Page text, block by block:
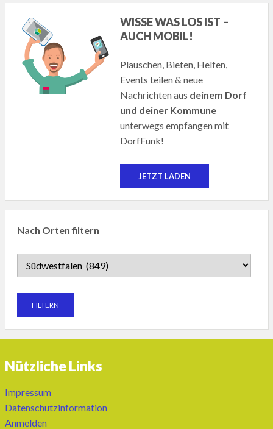
WISSE WAS LOS IST –
AUCH MOBIL!
Plauschen, Bieten, Helfen,
Events teilen & neue
Nachrichten aus deinem Dorf
und deiner Kommune
unterwegs empfangen mit
DorfFunk!
JETZT LADEN
Nach Orten filtern
Nützliche Links
Impressum
Datenschutzinformation
Anmelden